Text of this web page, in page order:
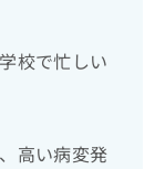
校で忙しい
高い病変発